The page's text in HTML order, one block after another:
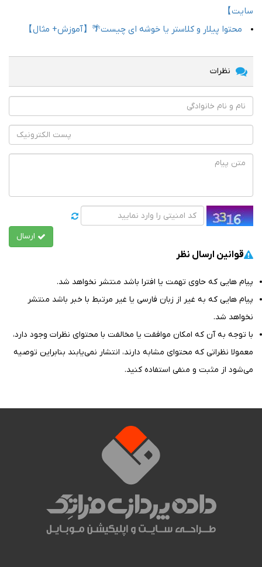
سایت】
محتوا پیلار و کلاستر یا خوشه ای چیست🌴【آموزش+ مثال】
نظرات
ارسال
قوانین ارسال نظر
پیام هایی که حاوی تهمت یا افترا باشد منتشر نخواهد شد.
پیام هایی که به غیر از زبان فارسی یا غیر مرتبط با خبر باشد منتشر
نخواهد شد.
با توجه به آن که امکان موافقت یا مخالفت با محتوای نظرات وجود دارد،
معمولا نظراتی که محتوای مشابه دارند، انتشار نمی‌یابند بنابراین توصيه
مي‌شود از مثبت و منفی استفاده کنید.